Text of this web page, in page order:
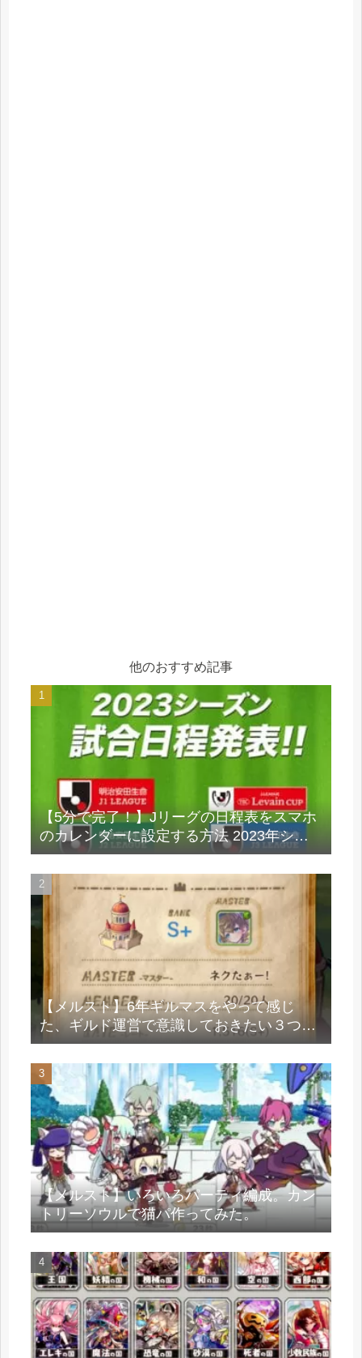
他のおすすめ記事
【5分で完了！】Jリーグの日程表をスマホ
のカレンダーに設定する方法 2023年シー
ズン
【メルスト】6年ギルマスをやって感じ
た、ギルド運営で意識しておきたい３つの
大切なこと。
【メルスト】いろいろパーティ編成。カン
トリーソウルで猫パ作ってみた。